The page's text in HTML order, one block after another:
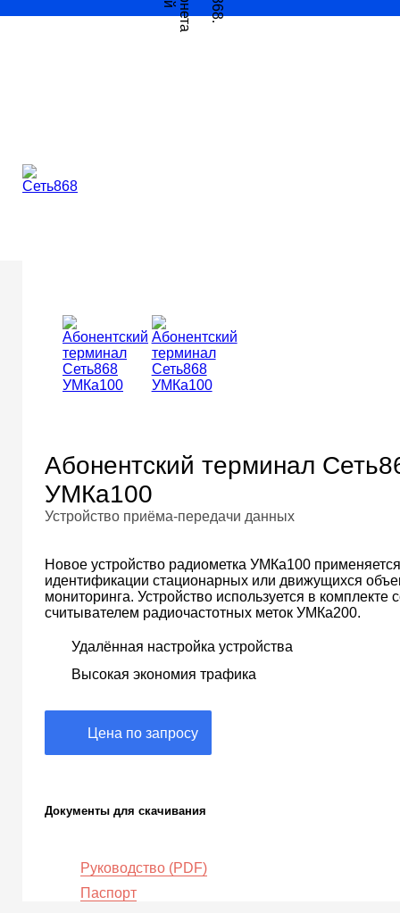
Абонентский терминал
Сеть868 УМКа100
Абонентский терминал
УМКа100
Устройство приёма-передачи данных
Новое устройство радиометка УМКа100
идентификации стационарных или движущихся
мониторинга. Устройство используется в комплекте
считывателем радиочастотных меток УМКа200.
Удалённая настройка устройства
Высокая экономия трафика
Цена по запросу
Документы для скачивания
Руководство (PDF)
Паспорт